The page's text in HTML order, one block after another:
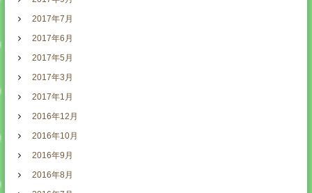
2017年7月
2017年6月
2017年5月
2017年3月
2017年1月
2016年12月
2016年10月
2016年9月
2016年8月